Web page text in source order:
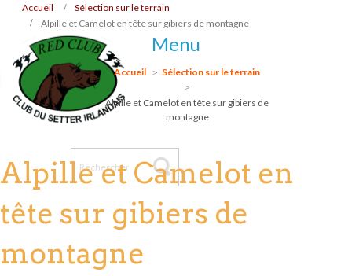
Accueil
Sélection sur le terrain
Alpille et Camelot en tête sur gibiers de montagne
Menu
Accueil Sélection sur le terrain
Alpille et Camelot en tête sur gibiers de
montagne
Alpille et Camelot en
tête sur gibiers de
montagne